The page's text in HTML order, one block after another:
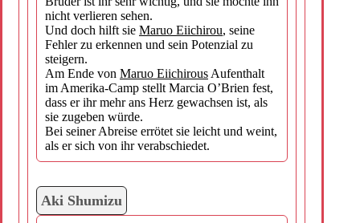
nicht verlieren sehen.
Und doch hilft sie Maruo Eiichirou, seine
Fehler zu erkennen und sein Potenzial zu
steigern.
Am Ende von Maruo EiichirousAufenthalt
im Amerika-Camp stellt Marcia O’Brien fest,
dass er ihr mehr ans Herz gewachsen ist, als
sie zugeben würde.
Bei seiner Abreise errötet sie leicht und weint,
als er sich von ihr verabschiedet.
Aki Shumizu